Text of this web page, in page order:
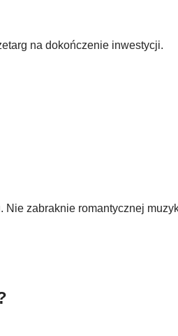
na dokończenie inwestycji.
Nie zabraknie romantycznej